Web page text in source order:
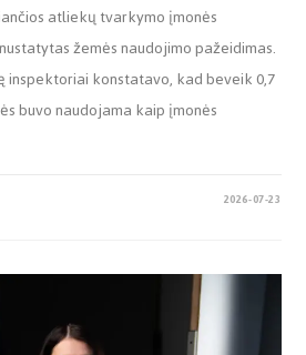
atliekų tvarkymo įmonės
žemės naudojimo pažeidimas.
inspektoriai konstatavo, kad beveik 0,7
buvo naudojama kaip įmonės
2026-07-23